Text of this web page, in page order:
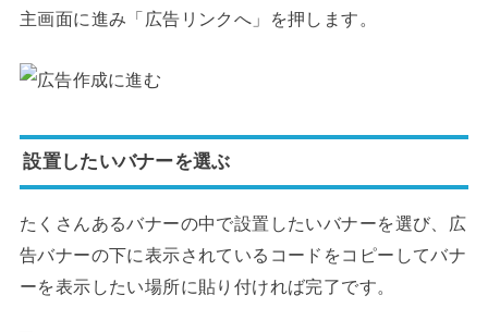
主画面に進み「広告リンクへ」を押します。
設置したいバナーを選ぶ
たくさんあるバナーの中で設置したいバナーを選び、広
告バナーの下に表示されているコードをコピーしてバナ
ーを表示したい場所に貼り付ければ完了です。